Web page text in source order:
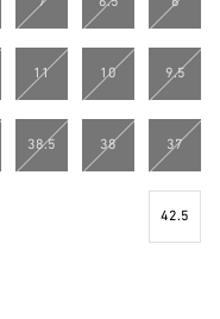
9.5
10
11
37
38
38.5
42.5